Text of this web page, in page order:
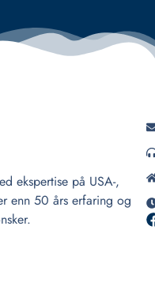
ekspertise på USA-,
enn 50 års erfaring og